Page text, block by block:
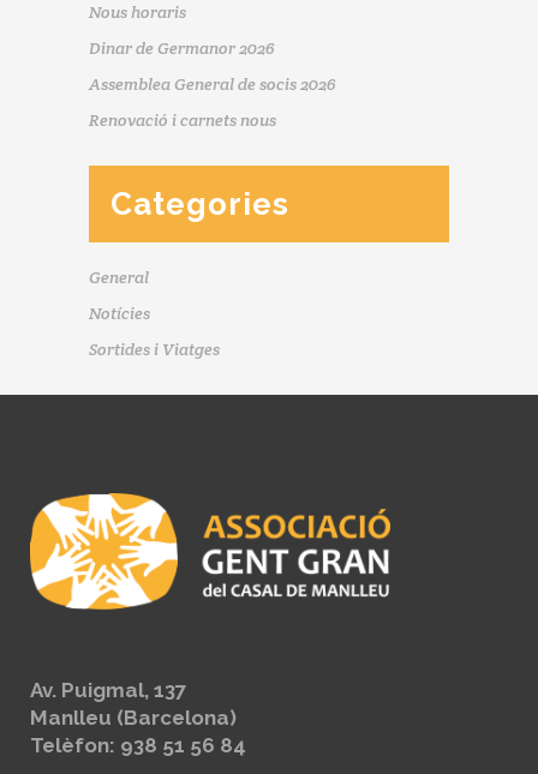
Nous horaris
Dinar de Germanor 2026
Assemblea General de socis 2026
Renovació i carnets nous
Categories
General
Notícies
Sortides i Viatges
Av. Puigmal, 137
Manlleu (Barcelona)
Telèfon: 938 51 56 84